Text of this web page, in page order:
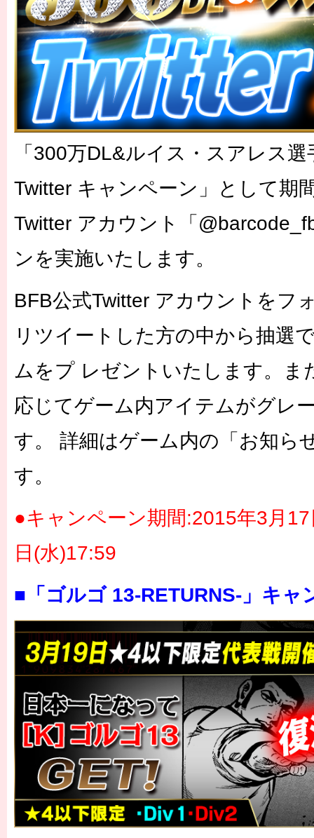
「300万DL&ルイス・スアレス
Twitter キャンペーン」として期
Twitter アカウント「
ンを実施いたします。
BFB公式Twitter アカウントをフ
リツイートした方の中から抽選
ムをプ レゼントいたします。ま
応じてゲーム内アイテムがグレ
す。 詳細はゲーム内の「お知ら
す。
●キャンペーン期間:2015年3月
日(水)17:59
■「ゴルゴ 13-RETURNS-」キャ